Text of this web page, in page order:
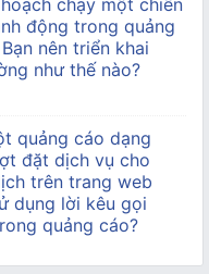
động trong quảng
nên triển khai
như thế nào?
quảng cáo dạng
đặt dịch vụ cho
trên trang web
dụng lời kêu gọi
quảng cáo?